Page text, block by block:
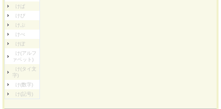
けぱ
けぴ
けぷ
けぺ
けぽ
け(アルフ
ァベット)
け(タイ文
字)
け(数字)
け(記号)